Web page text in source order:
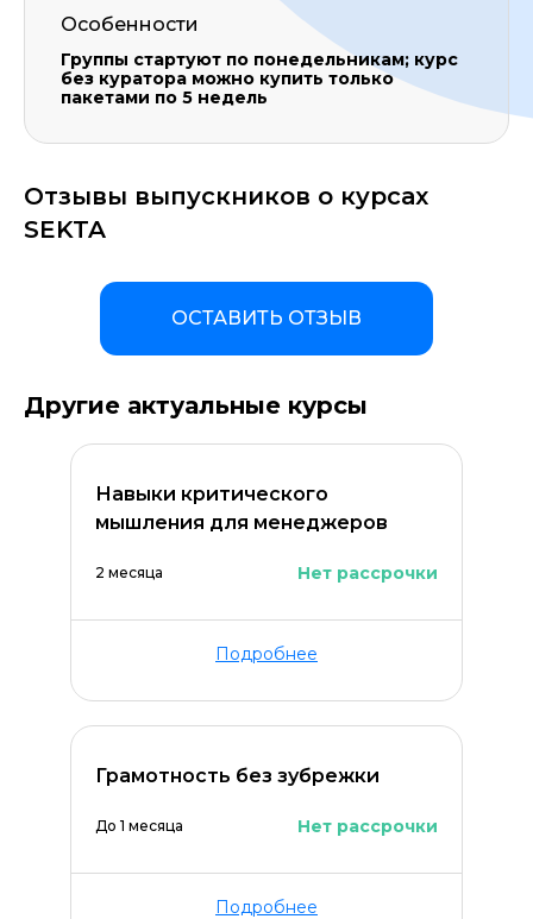
Особенности
Группы стартуют по понедельникам; курс
без куратора можно купить только
пакетами по 5 недель
Отзывы выпускников о курсах
SEKTA
ОСТАВИТЬ ОТЗЫВ
Другие актуальные курсы
Навыки критического
мышления для менеджеров
2 месяца Нет рассрочки
Подробнее
Грамотность без зубрежки
До 1 месяца Нет рассрочки
Подробнее